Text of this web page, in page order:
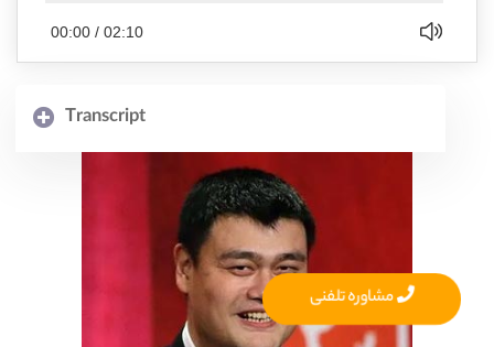
00:00 / 02:10
Transcript
مشاوره تلفنی